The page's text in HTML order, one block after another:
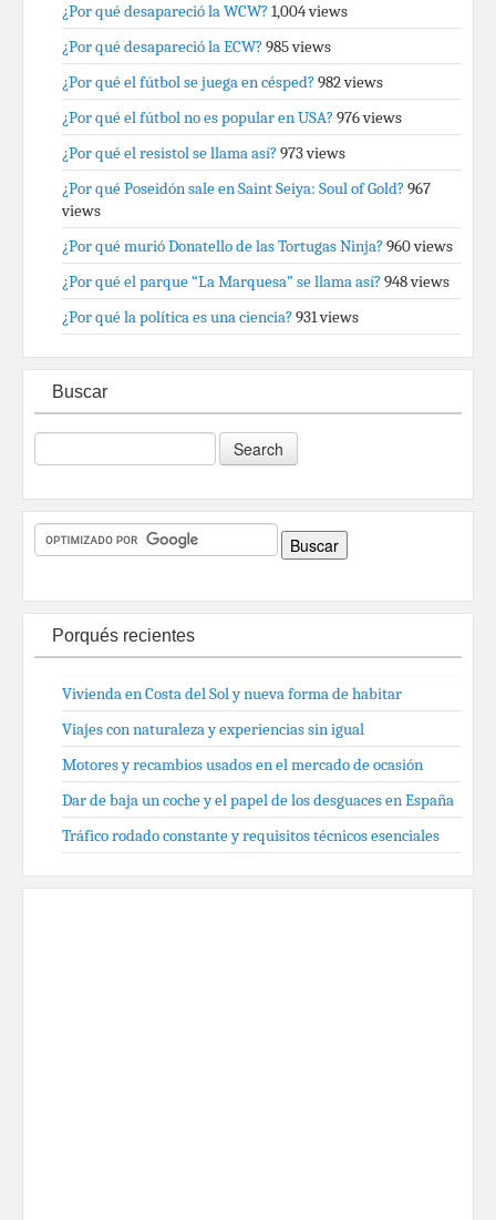
¿Por qué desapareció la WCW? 1,004 views
¿Por qué desapareció la ECW? 985 views
¿Por qué el fútbol se juega en césped? 982 views
¿Por qué el fútbol no es popular en USA? 976 views
¿Por qué el resistol se llama así? 973 views
¿Por qué Poseidón sale en Saint Seiya: Soul of Gold? 967
views
¿Por qué murió Donatello de las Tortugas Ninja? 960 views
¿Por qué el parque “La Marquesa” se llama así? 948 views
¿Por qué la política es una ciencia? 931 views
Buscar
Porqués recientes
Vivienda en Costa del Sol y nueva forma de habitar
Viajes con naturaleza y experiencias sin igual
Motores y recambios usados en el mercado de ocasión
Dar de baja un coche y el papel de los desguaces en España
Tráfico rodado constante y requisitos técnicos esenciales